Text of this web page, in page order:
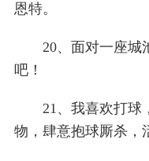
恩特。
20、面对一座城
吧！
21、我喜欢打球
物，肆意抱球厮杀，